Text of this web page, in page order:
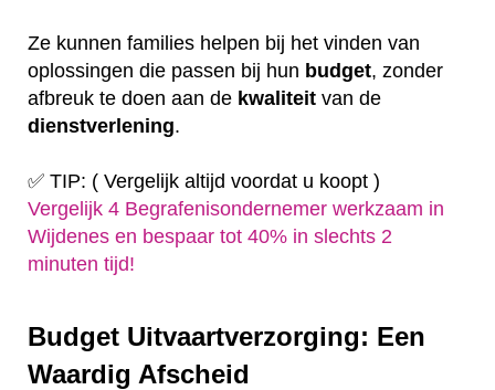
Ze kunnen families helpen bij het vinden van
oplossingen die passen bij hun budget, zonder
afbreuk te doen aan de kwaliteit van de
dienstverlening.
✅ TIP: ( Vergelijk altijd voordat u koopt )
Vergelijk 4 Begrafenisondernemer werkzaam in
Wijdenes en bespaar tot 40% in slechts 2
minuten tijd!
Budget Uitvaartverzorging: Een
Waardig Afscheid